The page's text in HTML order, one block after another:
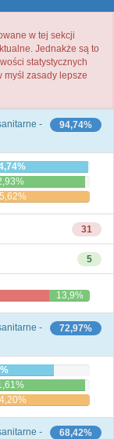
w tej sekcji
Jednakże są to
statystycznych
myśl zasady lepsze
94,74%
-
31
5
13,9%
72,97%
-
68,42%
-